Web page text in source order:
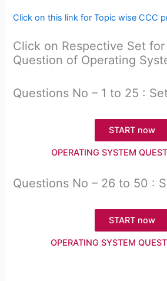
Click on this link for Topic wise CCC
Click on Respective Set
Question of Operating
Questions No – 1 to 25 :
START now
OPERATING SYSTEM
Questions No – 26 to 50 :
START now
OPERATING SYSTEM